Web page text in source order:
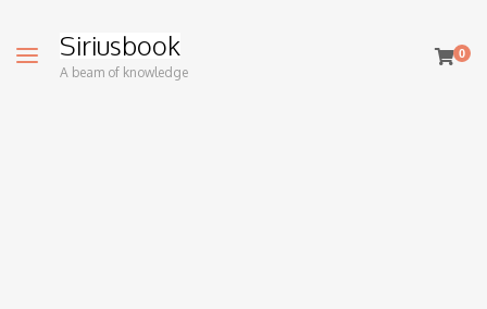
Siriusbook
A beam of knowledge
0